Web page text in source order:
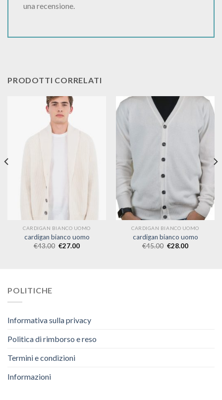
una recensione.
PRODOTTI CORRELATI
CARDIGAN BIANCO UOMO
cardigan bianco uomo
€43.00 €27.00
CARDIGAN BIANCO UOMO
cardigan bianco uomo
€45.00 €28.00
POLITICHE
Informativa sulla privacy
Politica di rimborso e reso
Termini e condizioni
Informazioni